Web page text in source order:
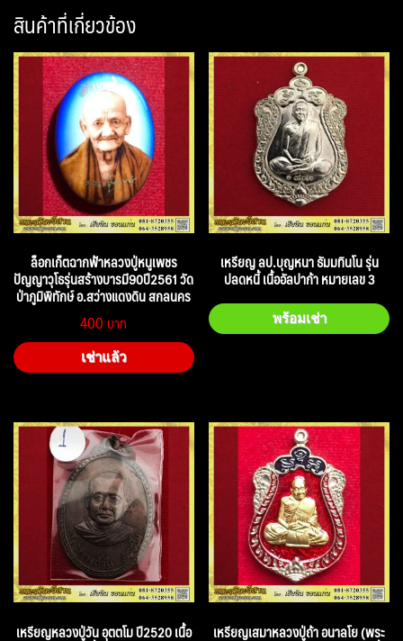
สินค้าที่เกี่ยวข้อง
ล็อกเก็ตฉากฟ้าหลวงปู่หนูเพชร
ปัญญาวุโธรุ่นสร้างบารมี90ปี2561 วัด
ป่าภูมิพิทักษ์ อ.สว่างแดงดิน สกลนคร
400
เช่าแล้ว
เหรียญ ลป.บุญหนา ธัมมทินโน รุ่น
ปลดหนี้ เนื้ออัลปาก้า หมายเลข 3
พร้อมเช่า
เหรียญหลวงปู่วัน อุตตโม ปี2520 เนื้อ เหรียญเสมาหลวงปู่ถ้า อนาลโย (พระ